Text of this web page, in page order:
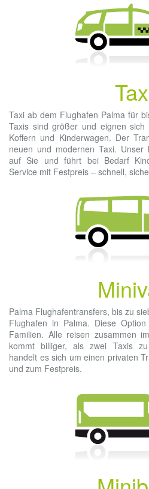
Taxi ab dem Flughafen Palma für
Taxis sind größer und eignen
Koffern und Kinderwagen. Der
neuen und modernen Taxi.
auf Sie und führt bei Bedarf
Service mit Festpreis – schnell,
Palma Flughafentransfers, bis zu
Flughafen in Palma. Diese
Familien. Alle reisen zusammen
kommt billiger, als zwei Taxis zu
handelt es sich um einen privaten
und zum Festpreis.